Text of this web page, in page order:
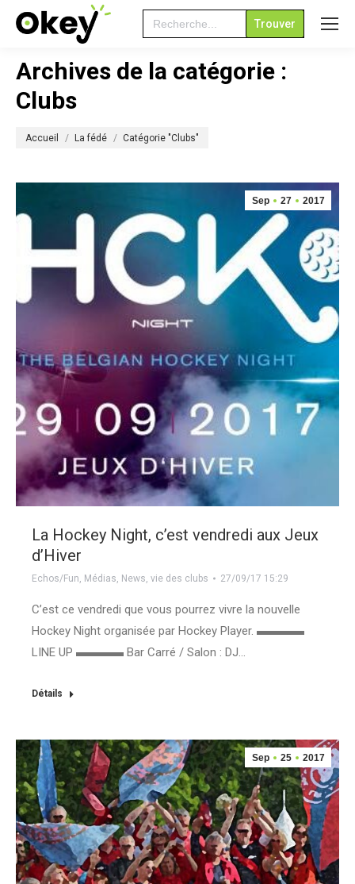
Search
for:
Archives de la catégorie :
Clubs
Accueil La fédé Catégorie "Clubs"
Sep 27 2017
La Hockey Night, c’est vendredi aux Jeux
d’Hiver
Echos/Fun, Médias, News, vie des clubs 27/09/17 15:29
C’est ce vendredi que vous pourrez vivre la nouvelle
Hockey Night organisée par Hockey Player. ▬▬▬▬
LINE UP ▬▬▬▬ Bar Carré / Salon : DJ…
Détails
Sep 25 2017